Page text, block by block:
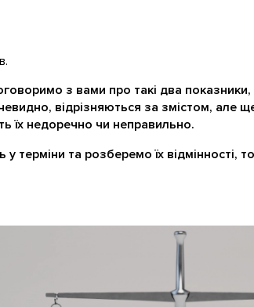
з вами про такі два показники,
відрізняються за змістом, але
їх недоречно чи неправильно.
у терміни та розберемо їх відмінності,